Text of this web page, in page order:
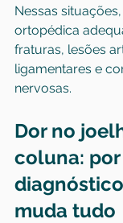
Nessas
ortopédica
fraturas, lesões
ligamentares e
nervosas.
Dor no
coluna:
muda tudo